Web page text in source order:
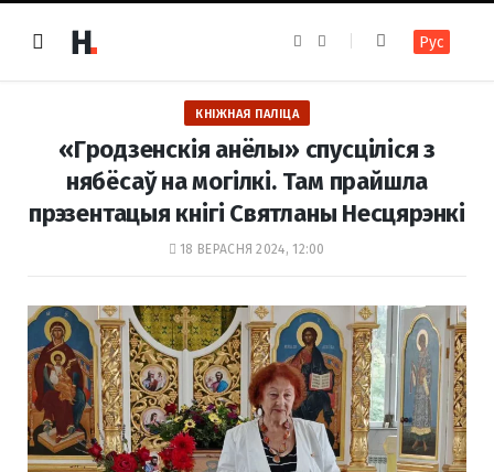
e
b
o
t
a
m
Рус
КНІЖНАЯ ПАЛІЦА
«Гродзенскія анёлы» спусціліся з
нябёсаў на могілкі. Там прайшла
прэзентацыя кнігі Святланы Несцярэнкі
18 ВЕРАСНЯ 2024, 12:00